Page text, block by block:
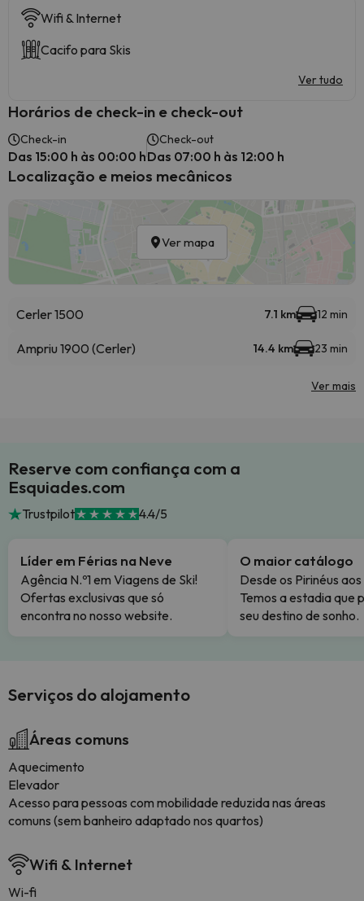
Wifi & Internet
Cacifo para Skis
Ver tudo
Horários de check-in e check-out
Check-in
Das 15:00 h às 00:00 h
Check-out
Das 07:00 h às 12:00 h
Localização e meios mecânicos
Ver mapa
Cerler 1500 7.1 km 12 min
Ampriu 1900 (Cerler) 14.4 km 23 min
Ver mais
Reserve com confiança com a
Esquiades.com
Trustpilot 4.4/5
Líder em Férias na Neve
Agência N.º1 em Viagens de Ski!
Ofertas exclusivas que só
encontra no nosso website.
O maior catálogo
Desde os Pirinéus
Temos a estadia que
seu destino de sonho.
Serviços do alojamento
Áreas comuns
Aquecimento
Elevador
Acesso para pessoas com mobilidade reduzida nas áreas
comuns (sem banheiro adaptado nos quartos)
Wifi & Internet
Wi-fi